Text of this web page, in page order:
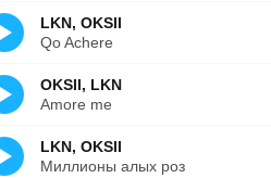
LKN, OKSII
Qo Achere
OKSII, LKN
Amore me
LKN, OKSII
Миллионы алых роз